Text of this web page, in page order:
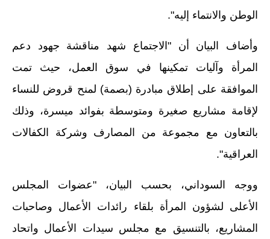
اسئلة وزارية
المرحلة الابتدائية
المرحلة المتوسطة
المرحلة الاعدادية
المرحلة المتوسطة
المرحلة الاعدادية
الوطن والانتماء إليه".
وأضاف البيان أن "الاجتماع شهد مناقشة جهود دعم
المرأة وآليات تمكينها في سوق العمل، حيث تمت
الموافقة على إطلاق مبادرة (بصمة) لمنح قروض للنساء
لإقامة مشاريع صغيرة ومتوسطة بفوائد ميسرة، وذلك
بالتعاون مع مجموعة من المصارف وشركة الكفالات
العراقية".
ووجه السوداني، بحسب البيان، "عضوات المجلس
الأعلى لشؤون المرأة بلقاء رائدات الأعمال وصاحبات
المشاريع، بالتنسيق مع مجلس سيدات الأعمال واتحاد